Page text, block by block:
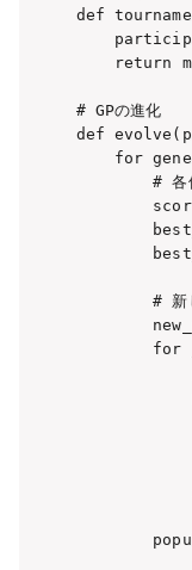
def
return
# GPの進化
def
for
# 各
# 新
for